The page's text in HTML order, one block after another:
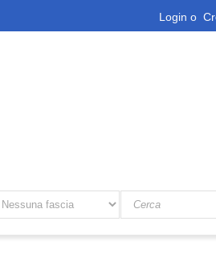
Login o